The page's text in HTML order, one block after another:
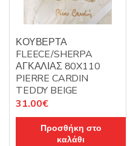
ΚΟΥΒΕΡΤΑ
FLEECE/SHERPA
ΑΓΚΑΛΙΑΣ 80X110
PIERRE CARDIN
TEDDY BEIGE
31.00€
Προσθήκη στο
καλάθι